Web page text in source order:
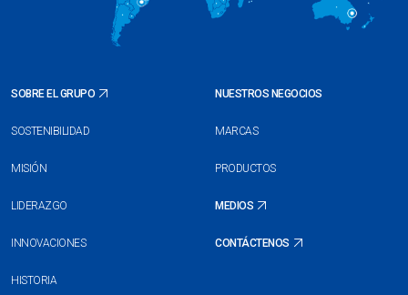
SOBRE EL GRUPO
SOSTENIBILIDAD
MISIÓN
LIDERAZGO
INNOVACIONES
HISTORIA
NUESTROS NEGOCIOS
MARCAS
PRODUCTOS
MEDIOS
CONTÁCTENOS